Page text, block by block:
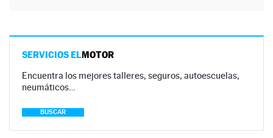
SERVICIOS ELMOTOR
Encuentra los mejores talleres, seguros, autoescuelas,
neumáticos…
BUSCAR